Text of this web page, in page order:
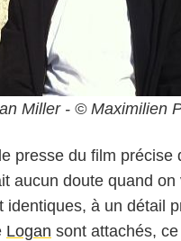
Miller - © Maximilien
presse du film précise
aucun doute quand
identiques, à un détail
Logan sont attachés,